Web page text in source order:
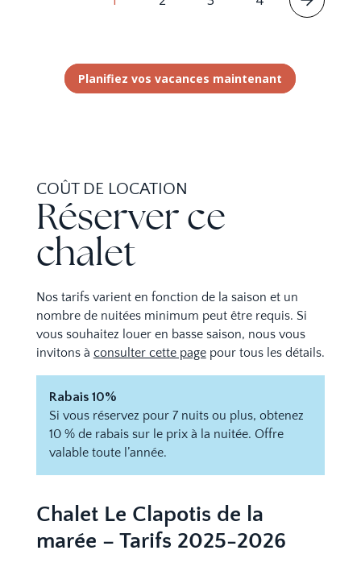
Planifiez vos vacances maintenant
COÛT DE LOCATION
Réserver ce
chalet
Nos tarifs varient en fonction de la saison et un
nombre de nuitées minimum peut être requis. Si
vous souhaitez louer en basse saison, nous vous
invitons à consulter cette pagepour tous les détails.
Rabais 10%
Si vous réservez pour 7 nuits ou plus, obtenez
10 % de rabais sur le prix à la nuitée. Offre
valable toute l’année.
Chalet Le Clapotis de la
marée – Tarifs 2025-2026